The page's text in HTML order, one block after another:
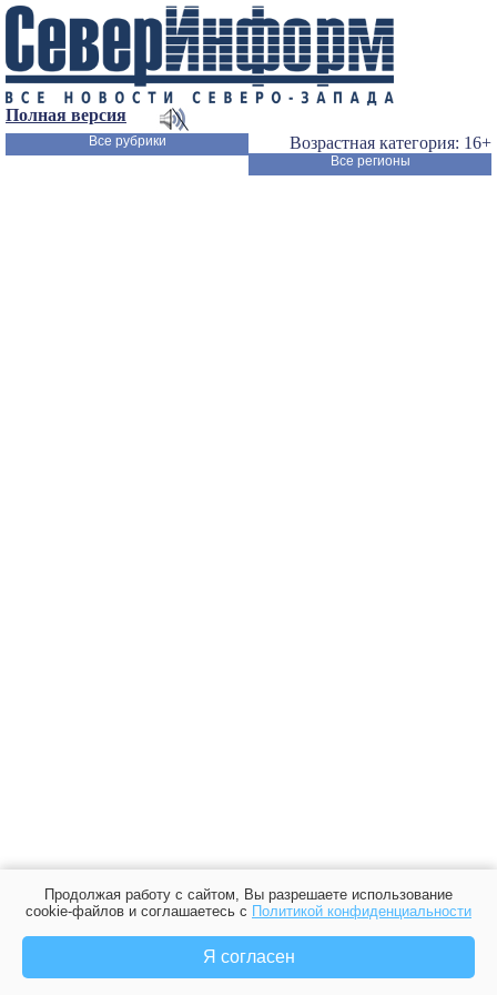
Полная версия
Возрастная категория: 16+
Все рубрики
Все регионы
Продолжая работу с сайтом, Вы разрешаете использование
cookie-файлов и соглашаетесь с Политикой конфиденциальности
Я согласен